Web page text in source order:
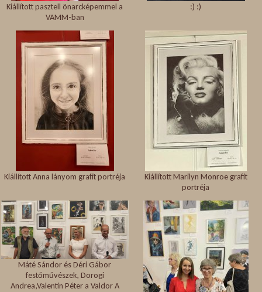
Kiállított pasztell önarcképemmel a
VAMM-ban
:) :)
Kiállított Anna lányom grafit portréja
Kiállított Marilyn Monroe grafit
portréja
Máté Sándor és Déri Gábor
festőművészek, Dorogi
Andrea,Valentin Péter a Valdor A